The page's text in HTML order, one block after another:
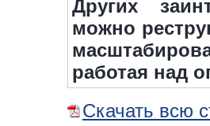
Других
можно
работая над
Скачать всю